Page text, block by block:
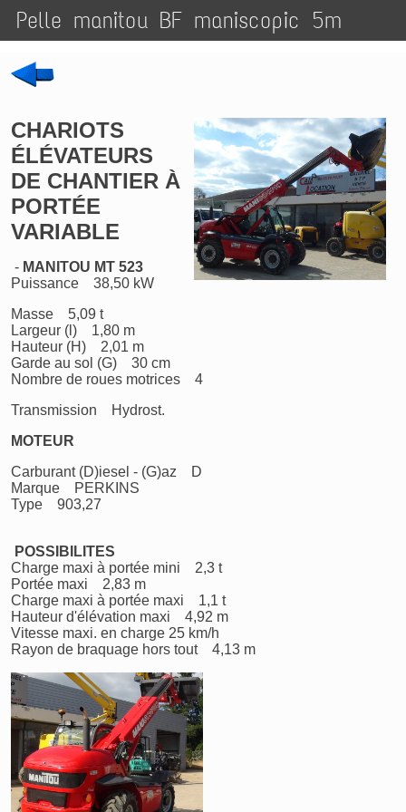
Pelle manitou BF maniscopic 5m
CHARIOTS
ÉLÉVATEURS
DE CHANTIER À
PORTÉE
VARIABLE
- MANITOU MT 523
Puissance 38,50 kW
Masse 5,09 t
Largeur (l) 1,80 m
Hauteur (H) 2,01 m
Garde au sol (G) 30 cm
Nombre de roues motrices 4
Transmission Hydrost.
MOTEUR
Carburant (D)iesel - (G)az D
Marque PERKINS
Type 903,27
POSSIBILITES
Charge maxi à portée mini 2,3 t
Portée maxi 2,83 m
Charge maxi à portée maxi 1,1 t
Hauteur d'élévation maxi 4,92 m
Vitesse maxi. en charge 25 km/h
Rayon de braquage hors tout 4,13 m